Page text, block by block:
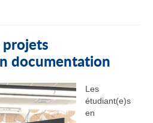
projets
documentation
Les
étudiant(e)s
en